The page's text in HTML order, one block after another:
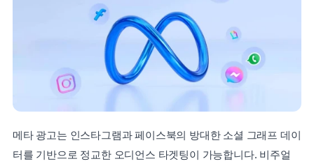
메타 광고는 인스타그램과 페이스북의 방대한 소셜 그래프 데이
터를 기반으로 정교한 오디언스 타겟팅이 가능합니다. 비주얼